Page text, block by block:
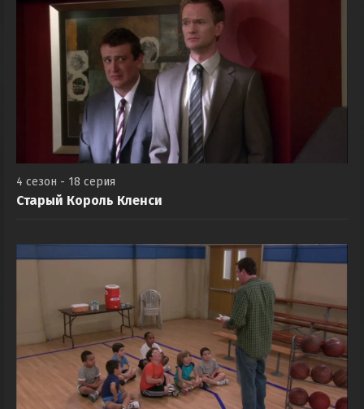
4 сезон - 18 серия
Старый Король Кленси